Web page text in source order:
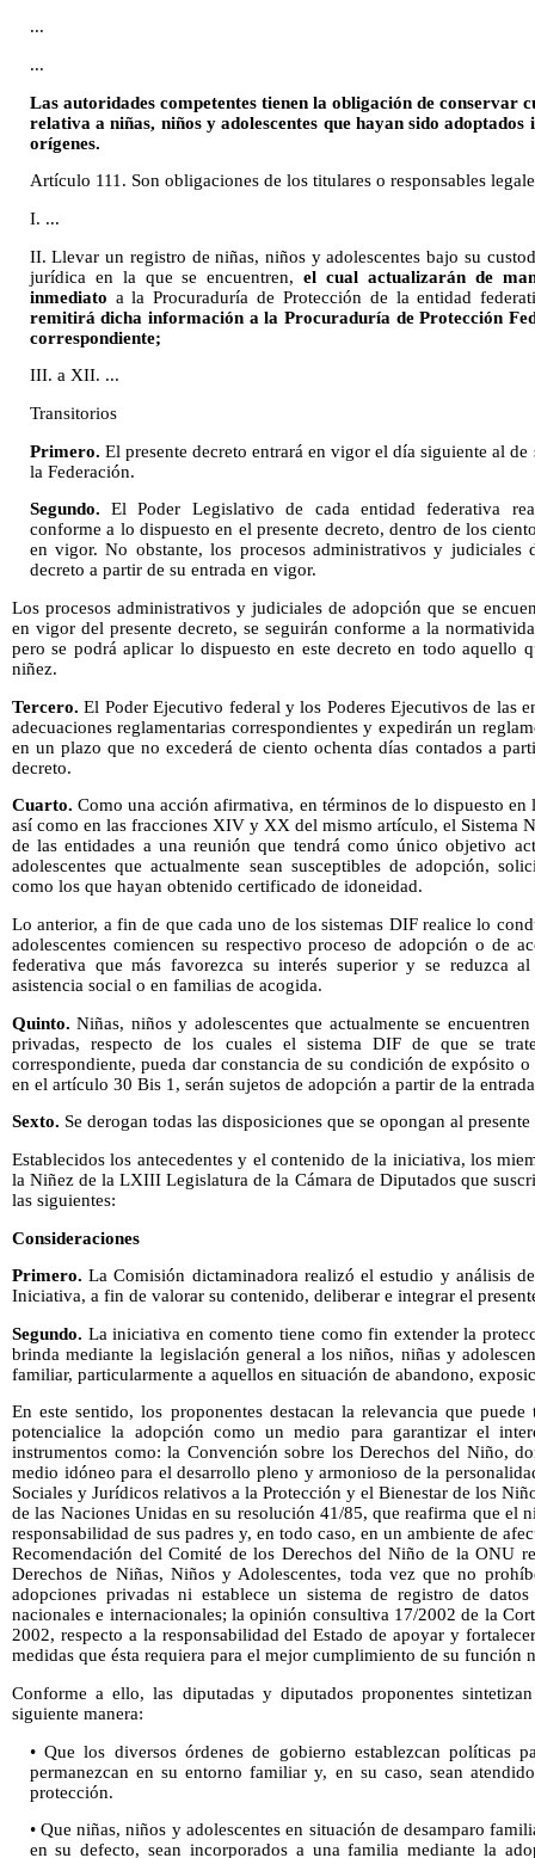
...
...
Las autoridades competentes tienen la obligación de conservar
relativa a niñas, niños y adolescentes que hayan sido
orígenes.
Artículo 111. Son obligaciones de los titulares o responsables
I. ...
II. Llevar un registro de niñas, niños y adolescentes bajo su
jurídica en la que se encuentren,el cual actualizarán de
inmediato a la Procuraduría de Protección de la entidad
remitirá dicha información a la Procuraduría de Protección
correspondiente;
III. a XII. ...
Transitorios
Primero. El presente decreto entrará en vigor el día siguiente al
la Federación.
Segundo. El Poder Legislativo de cada entidad federativa
conforme a lo dispuesto en el presente decreto, dentro de los
en vigor. No obstante, los procesos administrativos y judiciales
decreto a partir de su entrada en vigor.
Los procesos administrativos y judiciales de adopción que se
en vigor del presente decreto, se seguirán conforme a la
pero se podrá aplicar lo dispuesto en este decreto en todo aquello
niñez.
Tercero. El Poder Ejecutivo federal y los Poderes Ejecutivos de las
adecuaciones reglamentarias correspondientes y expedirán un
en un plazo que no excederá de ciento ochenta días contados a
decreto.
Cuarto. Como una acción afirmativa, en términos de lo dispuesto
así como en las fracciones XIV y XX del mismo artículo, el Sistema
de las entidades a una reunión que tendrá como único objetivo
adolescentes que actualmente sean susceptibles de adopción,
como los que hayan obtenido certificado de idoneidad.
Lo anterior, a fin de que cada uno de los sistemas DIF realice lo
adolescentes comiencen su respectivo proceso de adopción o de
federativa que más favorezca su interés superior y se reduzca
asistencia social o en familias de acogida.
Quinto. Niñas, niños y adolescentes que actualmente se
privadas, respecto de los cuales el sistema DIF de que se
correspondiente, pueda dar constancia de su condición de expósito
en el artículo 30 Bis 1, serán sujetos de adopción a partir de la
Sexto. Se derogan todas las disposiciones que se opongan al
Establecidos los antecedentes y el contenido de la iniciativa, los
la Niñez de la LXIII Legislatura de la Cámara de Diputados que
las siguientes:
Consideraciones
Primero. La Comisión dictaminadora realizó el estudio y análisis
Iniciativa, a fin de valorar su contenido, deliberar e integrar el
Segundo. La iniciativa en comento tiene como fin extender la
brinda mediante la legislación general a los niños, niñas y
familiar, particularmente a aquellos en situación de abandono,
En este sentido, los proponentes destacan la relevancia que
potencialice la adopción como un medio para garantizar el
instrumentos como: la Convención sobre los Derechos del Niño,
medio idóneo para el desarrollo pleno y armonioso de la
Sociales y Jurídicos relativos a la Protección y el Bienestar de los
de las Naciones Unidas en su resolución 41/85, que reafirma que el
responsabilidad de sus padres y, en todo caso, en un ambiente de
Recomendación del Comité de los Derechos del Niño de la ONU
Derechos de Niñas, Niños y Adolescentes, toda vez que no
adopciones privadas ni establece un sistema de registro de datos
nacionales e internacionales; la opinión consultiva 17/2002 de la
2002, respecto a la responsabilidad del Estado de apoyar y
medidas que ésta requiera para el mejor cumplimiento de su función
Conforme a ello, las diputadas y diputados proponentes
siguiente manera:
• Que los diversos órdenes de gobierno establezcan políticas
permanezcan en su entorno familiar y, en su caso, sean
protección.
• Que niñas, niños y adolescentes en situación de desamparo
en su defecto, sean incorporados a una familia mediante la